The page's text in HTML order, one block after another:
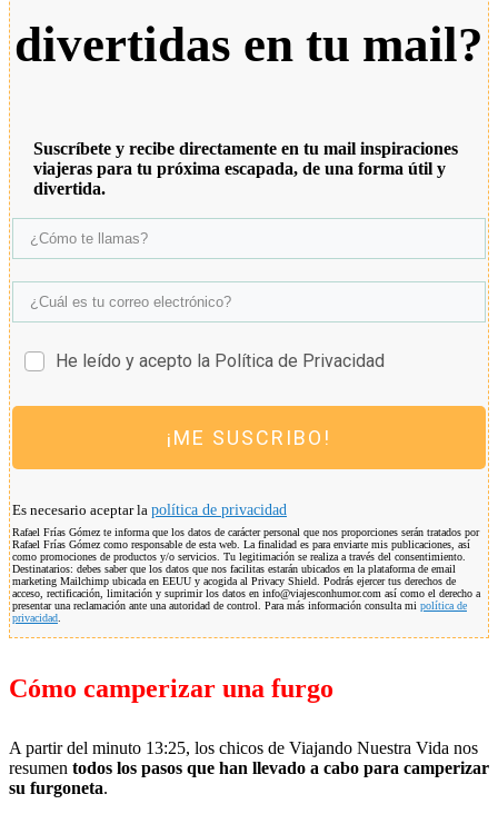
divertidas en tu mail?
Suscríbete y recibe directamente en tu mail inspiraciones
viajeras para tu próxima escapada, de una forma útil y
divertida.
He leído y acepto la Política de Privacidad
¡ME SUSCRIBO!
Es necesario aceptar la política de privacidad
Rafael Frías Gómez te informa que los datos de carácter personal que nos proporciones serán tratados por
Rafael Frías Gómez como responsable de esta web. La finalidad es para enviarte mis publicaciones, así
como promociones de productos y/o servicios. Tu legitimación se realiza a través del consentimiento.
Destinatarios: debes saber que los datos que nos facilitas estarán ubicados en la plataforma de email
marketing Mailchimp ubicada en EEUU y acogida al Privacy Shield. Podrás ejercer tus derechos de
acceso, rectificación, limitación y suprimir los datos en info@viajesconhumor.com así como el derecho a
presentar una reclamación ante una autoridad de control. Para más información consulta mi política de
privacidad
Cómo camperizar una furgo
A partir del minuto 13:25, los chicos de Viajando Nuestra Vida nos
resumen todos los pasos que han llevado a cabo para camperizar
su furgoneta.